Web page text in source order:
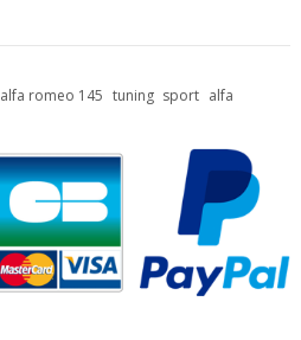
alfa romeo 145 tuning sport alfa